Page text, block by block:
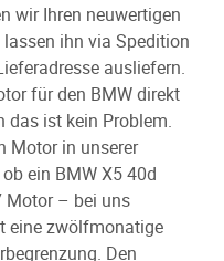
wir Ihren neuwertigen
ihn via Spedition
ausliefern.
für den BMW direkt
das ist kein Problem.
Motor in unserer
ein BMW X5 40d
Motor – bei uns
eine zwölfmonatige
Den